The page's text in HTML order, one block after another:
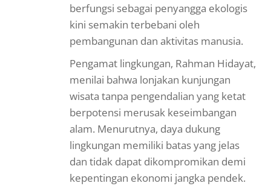
berfungsi sebagai penyangga ekologis
kini semakin terbebani oleh
pembangunan dan aktivitas manusia.
Pengamat lingkungan, Rahman Hidayat,
menilai bahwa lonjakan kunjungan
wisata tanpa pengendalian yang ketat
berpotensi merusak keseimbangan
alam. Menurutnya, daya dukung
lingkungan memiliki batas yang jelas
dan tidak dapat dikompromikan demi
kepentingan ekonomi jangka pendek.